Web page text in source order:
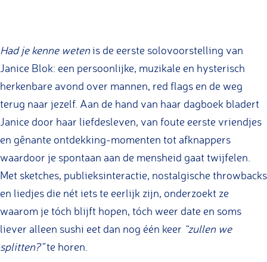
B
l
o
k
-
H
a
d
j
e
k
e
e
B
l
o
k
-
H
a
d
j
e
Had je kenne wetenis de eerste solovoorstelling van
Janice Blok: een persoonlijke, muzikale en hysterisch
herkenbare avond over mannen, red flags en de weg
terug naar jezelf. Aan de hand van haar dagboek bladert
Janice door haar liefdesleven, van foute eerste vriendjes
en gênante ontdekking-momenten tot afknappers
waardoor je spontaan aan de mensheid gaat twijfelen.
Met sketches, publieksinteractie, nostalgische throwbacks
en liedjes die nét iets te eerlijk zijn, onderzoekt ze
waarom je tóch blijft hopen, tóch weer date en soms
liever alleen sushi eet dan nog één keer “zullen we
splitten?”te horen.